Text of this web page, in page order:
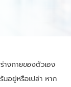
างกายของตัวเอง
นอยู่หรือเปล่า หาก